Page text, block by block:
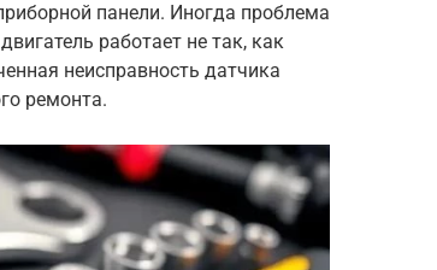
панели. Иногда проблема
работает не так, как
неисправность датчика
ремонта.